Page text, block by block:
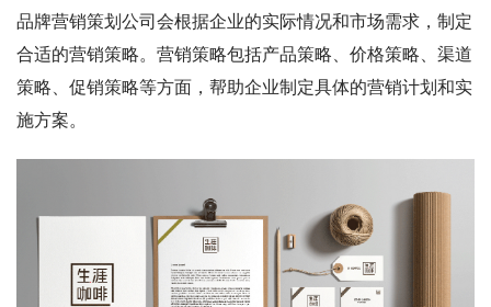
品牌营销策划公司会根据企业的实际情况和市场需求，制定
合适的营销策略。营销策略包括产品策略、价格策略、渠道
策略、促销策略等方面，帮助企业制定具体的营销计划和实
施方案。